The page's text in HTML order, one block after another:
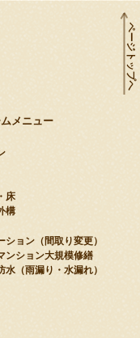
メニュー
床
構
ション（間取り変更）
ンション大規模修繕
水（雨漏り・水漏れ）
ページトップへ